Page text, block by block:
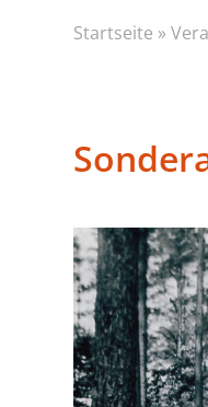
Startseite »